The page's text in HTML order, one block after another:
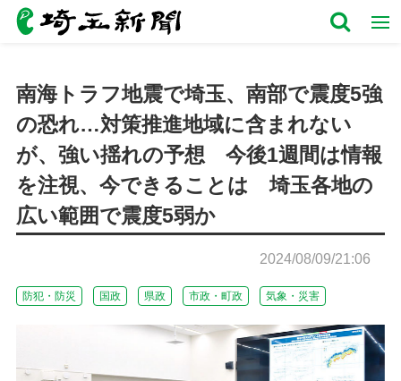
南海トラフ地震で埼玉、南部で震度5強
の恐れ…対策推進地域に含まれない
が、強い揺れの予想 今後1週間は情報
を注視、今できることは 埼玉各地の
広い範囲で震度5弱か
2024/08/09/21:06
防犯・防災 国政 県政 市政・町政 気象・災害